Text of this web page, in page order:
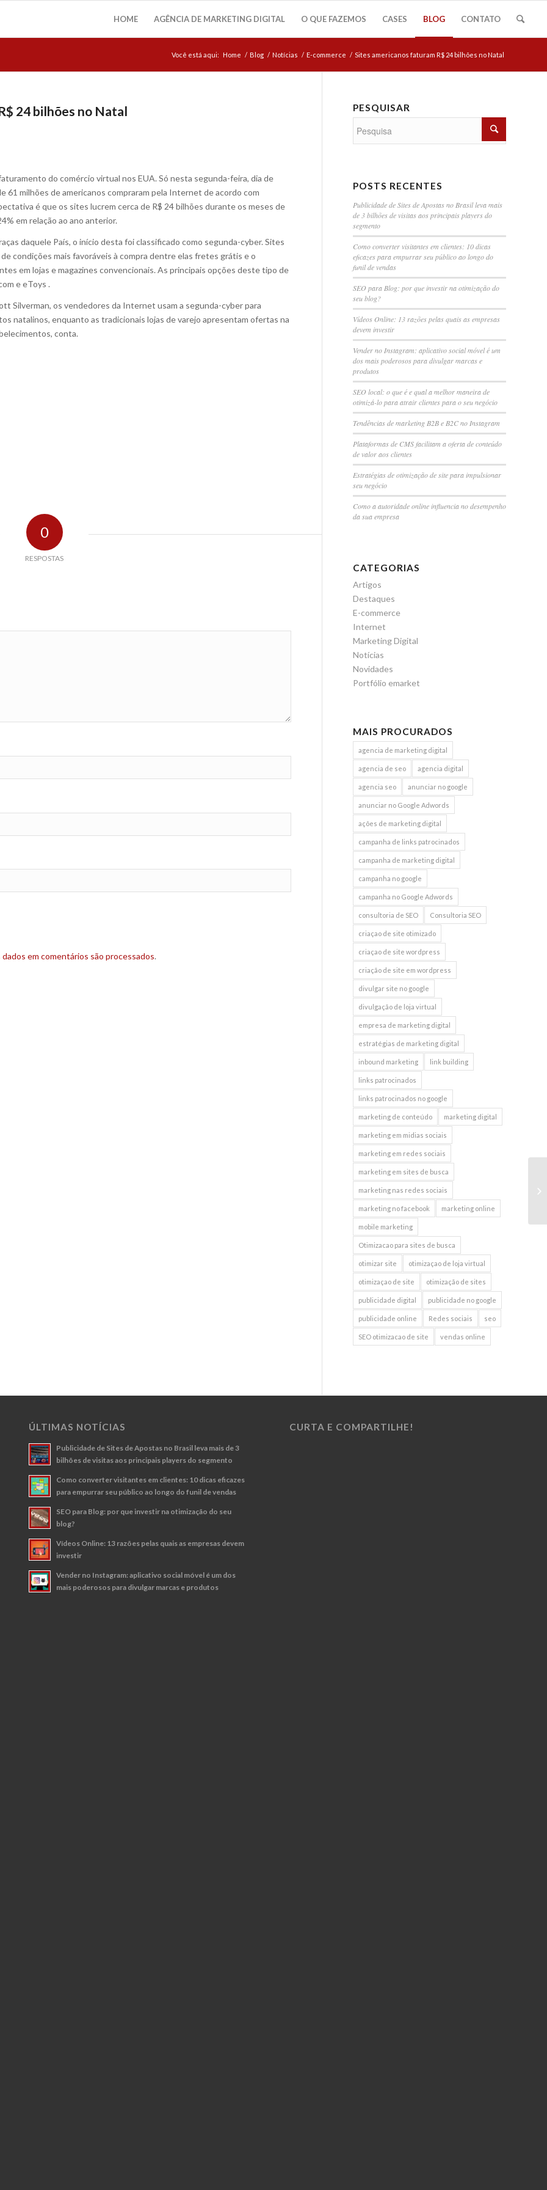
HOME AGÊNCIA DE MARKETING DIGITAL O QUE FAZEMOS CASES BLOG CONTATO
Você está aqui: Home / Blog / Notícias / E-commerce / Sites americanos faturam R$ 24 bilhões no Natal
24 bilhões no Natal
do comércio virtual nos EUA. Só nesta segunda-feira, dia de
61 milhões de americanos compraram pela Internet de acordo com
é que os sites lucrem cerca de R$ 24 bilhões durante os meses de
em relação ao ano anterior.
daquele País, o início desta foi classificado como segunda-cyber. Sites
condições mais favoráveis à compra dentre elas fretes grátis e o
em lojas e magazines convencionais. As principais opções deste tipo de
e eToys .
Silverman, os vendedores da Internet usam a segunda-cyber para
natalinos, enquanto as tradicionais lojas de varejo apresentam ofertas na
conta.
0
RESPOSTAS
dados em comentários são processados.
PESQUISAR
POSTS RECENTES
Publicidade de Sites de Apostas no Brasil leva mais
de 3 bilhões de visitas aos principais players do
segmento
Como converter visitantes em clientes: 10 dicas
eficazes para empurrar seu público ao longo do
funil de vendas
SEO para Blog: por que investir na otimização do
seu blog?
Vídeos Online: 13 razões pelas quais as empresas
devem investir
Vender no Instagram: aplicativo social móvel é um
dos mais poderosos para divulgar marcas e
produtos
SEO local: o que é e qual a melhor maneira de
otimizá-lo para atrair clientes para o seu negócio
Tendências de marketing B2B e B2C no Instagram
Plataformas de CMS facilitam a oferta de conteúdo
de valor aos clientes
Estratégias de otimização de site para impulsionar
seu negócio
Como a autoridade online influencia no desempenho
da sua empresa
CATEGORIAS
Artigos
Destaques
E-commerce
Internet
Marketing Digital
Notícias
Novidades
Portfólio emarket
MAIS PROCURADOS
agencia de marketing digital
agencia de seo agencia digital
agencia seo anunciar no google
anunciar no Google Adwords
ações de marketing digital
campanha de links patrocinados
campanha de marketing digital
campanha no google
campanha no Google Adwords
consultoria de SEO Consultoria SEO
criaçao de site otimizado
criaçao de site wordpress
criação de site em wordpress
divulgar site no google
divulgação de loja virtual
empresa de marketing digital
estratégias de marketing digital
inbound marketing link building
links patrocinados
links patrocinados no google
marketing de conteúdo marketing digital
marketing em midias sociais
marketing em redes sociais
marketing em sites de busca
marketing nas redes sociais
marketing no facebook marketing online
mobile marketing
Otimizacao para sites de busca
otimizar site otimizaçao de loja virtual
otimizaçao de site otimização de sites
publicidade digital publicidade no google
publicidade online Redes sociais seo
SEO otimizacao de site vendas online
ÚLTIMAS NOTÍCIAS
Publicidade de Sites de Apostas no Brasil leva mais de 3
bilhões de visitas aos principais players do segmento
Como converter visitantes em clientes: 10 dicas eficazes
para empurrar seu público ao longo do funil de vendas
SEO para Blog: por que investir na otimização do seu
blog?
Vídeos Online: 13 razões pelas quais as empresas devem
investir
Vender no Instagram: aplicativo social móvel é um dos
mais poderosos para divulgar marcas e produtos
CURTA E COMPARTILHE!